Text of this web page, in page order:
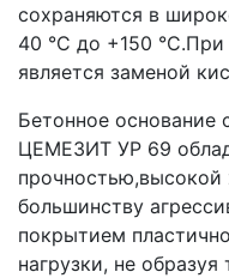
сохраняются в
40 °C до +150
является заменой
Бетонное основание
ЦЕМЕЗИТ УР 69
большинству
покрытием
нагрузки, не